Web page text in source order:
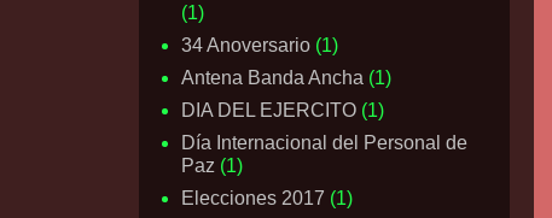
(1)
34 Anoversario (1)
Antena Banda Ancha (1)
DIA DEL EJERCITO (1)
Día Internacional del Personal de
Paz (1)
Elecciones 2017 (1)